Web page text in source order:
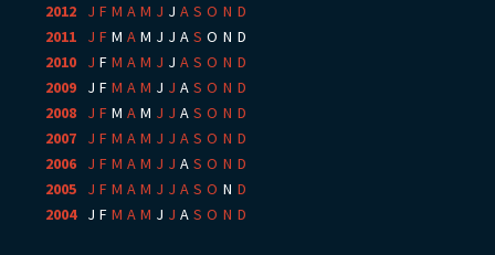
2012
J F M A M J J A S O N D
2011
J F M A M J J A S O N D
2010
J F M A M J J A S O N D
2009
J F M A M J J A S O N D
2008
J F M A M J J A S O N D
2007
J F M A M J J A S O N D
2006
J F M A M J J A S O N D
2005
J F M A M J J A S O N D
2004: J F M A M J J A S O N D